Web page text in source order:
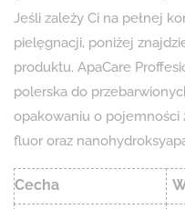
Jeśli zależy Ci na pełnej
pielęgnacji, poniżej
produktu. ApaCare
polerska do
opakowaniu o pojemności
fluor oraz
Cecha